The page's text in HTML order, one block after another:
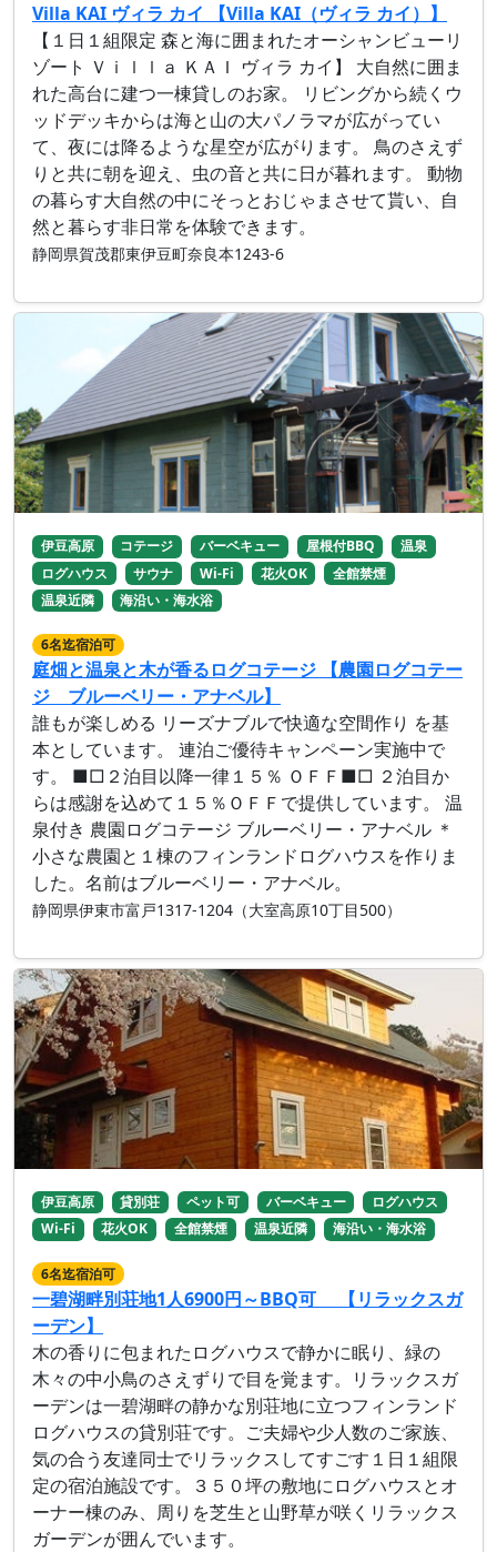
Villa KAI ヴィラ カイ 【Villa KAI（ヴィラ カイ）】
【１日１組限定 森と海に囲まれたオーシャンビューリ
ゾート Ｖｉｌｌａ ＫＡＩ ヴィラ カイ】 大自然に囲ま
れた高台に建つ一棟貸しのお家。 リビングから続くウ
ッドデッキからは海と山の大パノラマが広がってい
て、夜には降るような星空が広がります。 鳥のさえず
りと共に朝を迎え、虫の音と共に日が暮れます。 動物
の暮らす大自然の中にそっとおじゃまさせて貰い、自
然と暮らす非日常を体験できます。
静岡県賀茂郡東伊豆町奈良本1243-6
伊豆高原 コテージ バーベキュー 屋根付BBQ
温泉
ログハウス
サウナ Wi-Fi 花火OK
全館禁煙
温泉近隣
海沿い・海水浴
6名迄宿泊可
庭畑と温泉と木が香るログコテージ 【農園ログコテー
ジ ブルーベリー・アナベル】
誰もが楽しめる リーズナブルで快適な空間作り を基
本としています。 連泊ご優待キャンペーン実施中で
す。 ■□２泊目以降一律１５％ ＯＦＦ■□ ２泊目か
らは感謝を込めて１５％ＯＦＦで提供しています。 温
泉付き 農園ログコテージ ブルーベリー・アナベル ＊
小さな農園と１棟のフィンランドログハウスを作りま
した。名前はブルーベリー・アナベル。
静岡県伊東市富戸1317-1204（大室高原10丁目500）
伊豆高原 貸別荘 ペット可 バーベキュー
ログハウス
Wi-Fi
花火OK 全館禁煙 温泉近隣 海沿い・海水浴
6名迄宿泊可
一碧湖畔別荘地1人6900円～BBQ可 【リラックスガ
ーデン】
木の香りに包まれたログハウスで静かに眠り、緑の
木々の中小鳥のさえずりで目を覚ます。リラックスガ
ーデンは一碧湖畔の静かな別荘地に立つフィンランド
ログハウスの貸別荘です。ご夫婦や少人数のご家族、
気の合う友達同士でリラックスしてすごす１日１組限
定の宿泊施設です。３５０坪の敷地にログハウスとオ
ーナー棟のみ、周りを芝生と山野草が咲くリラックス
ガーデンが囲んでいます。